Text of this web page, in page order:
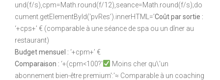
und(f/s),cpm=Math.round(f/12),seance=Math.round(f/s);do
cument.getElementById(‘pvRes’).innerHTML=’Coût par sortie :
‘+cps+’ € (comparable à une séance de spa ou un dîner au
restaurant)
Budget mensuel : ‘+cpm+’ €
Comparaison : ‘+(cpm<100?'
Moins cher qu\'un
abonnement bien-être premium':'≈ Comparable à un coaching